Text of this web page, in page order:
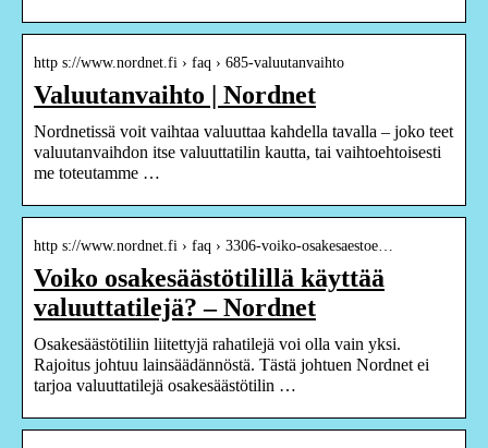
http s://www.nordnet.fi › faq › 685-valuutanvaihto
Valuutanvaihto | Nordnet
Nordnetissä voit vaihtaa valuuttaa kahdella tavalla – joko teet
valuutanvaihdon itse valuuttatilin kautta, tai vaihtoehtoisesti
me toteutamme …
http s://www.nordnet.fi › faq › 3306-voiko-osakesaestoe…
Voiko osakesäästötilillä käyttää
valuuttatilejä? – Nordnet
Osakesäästötiliin liitettyjä rahatilejä voi olla vain yksi.
Rajoitus johtuu lainsäädännöstä. Tästä johtuen Nordnet ei
tarjoa valuuttatilejä osakesäästötilin …